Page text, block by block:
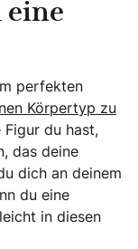
eine
perfekten
Körpertyp zu
du hast,
das deine
dich an deinem
du eine
in diesen